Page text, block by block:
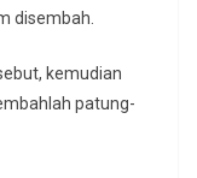
disembah.
kemudian
patung-